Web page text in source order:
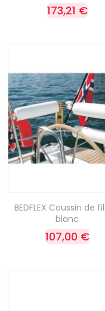
173,21 €
BEDFLEX Coussin de
blanc
107,00 €